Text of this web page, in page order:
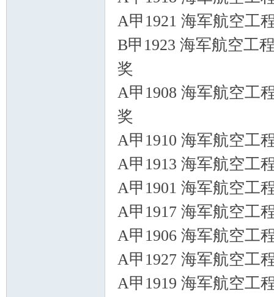
A甲1921 海军航空工
B甲1923 海军航空工
奖
A甲1908 海军航空工
奖
A甲1910 海军航空工
A甲1913 海军航空工
A甲1901 海军航空工
A甲1917 海军航空工
A甲1906 海军航空工
A甲1927 海军航空工
A甲1919 海军航空工